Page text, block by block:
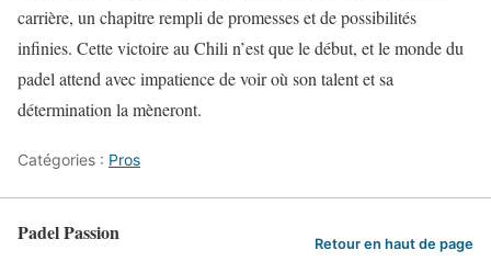
carrière, un chapitre rempli de promesses et de possibilités
infinies. Cette victoire au Chili n’est que le début, et le monde du
padel attend avec impatience de voir où son talent et sa
détermination la mèneront.
Catégories : Pros
Padel Passion Retour en haut de page